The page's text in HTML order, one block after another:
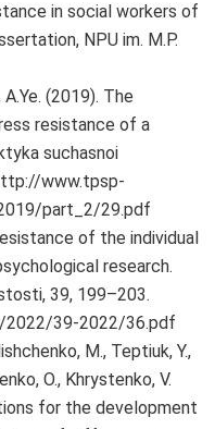
in social workers of
NPU im. M.P.
(2019). The
resistance of a
suchasnoi
www.tpsp-
part_2/29.pdf
of the individual
research.
39, 199–203.
2022/39-2022/36.pdf
M., Teptiuk, Y.,
O., Khrystenko, V.
for the development